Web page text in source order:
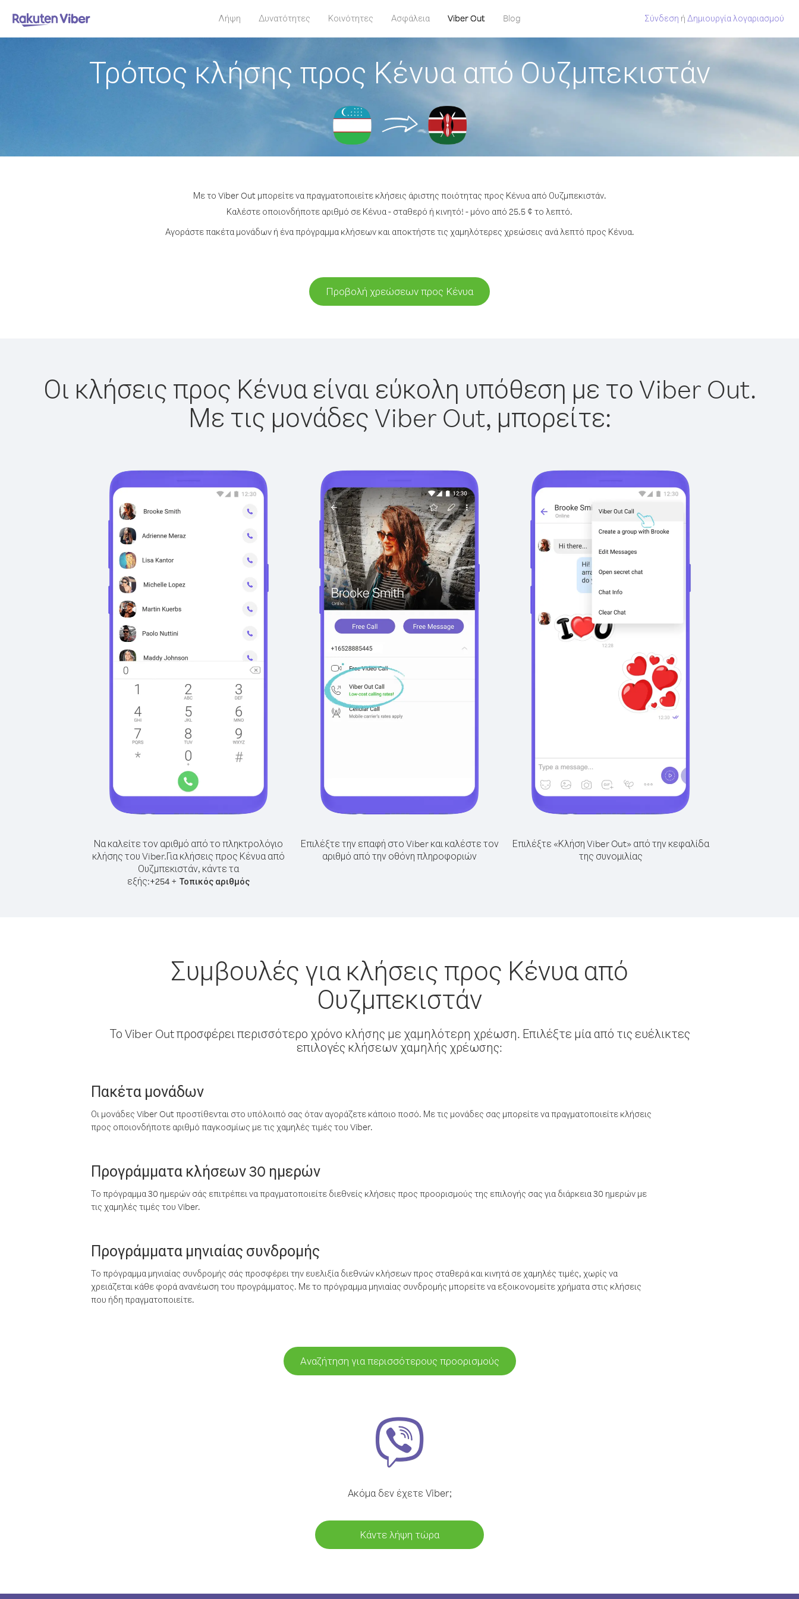
Λήψη Δυνατότητες Κοινότητες Ασφάλεια Viber Out Blog Σύνδεση ή Δημιουργία λογαριασμού
Τρόπος κλήσης προς Κένυα από Ουζμπεκιστάν
Με το Viber Out μπορείτε να πραγματοποιείτε κλήσεις άριστης ποιότητας προς Κένυα από Ουζμπεκιστάν.
Καλέστε οποιονδήποτε αριθμό σε Κένυα - σταθερό ή κινητό! - μόνο από 25.5 ¢ το λεπτό.
Αγοράστε πακέτα μονάδων ή ένα πρόγραμμα κλήσεων και αποκτήστε τις χαμηλότερες χρεώσεις ανά λεπτό προς Κένυα.
Προβολή χρεώσεων προς Κένυα
Οι κλήσεις προς Κένυα είναι εύκολη υπόθεση με το Viber Out.
Με τις μονάδες Viber Out, μπορείτε:
Να καλείτε τον αριθμό από το πληκτρολόγιο
κλήσης του Viber.Για κλήσεις προς Κένυα από
Ουζμπεκιστάν, κάντε τα
εξής:+254 + Τοπικός αριθμός
Επιλέξτε την επαφή στο Viber και καλέστε τον
αριθμό από την οθόνη πληροφοριών
Επιλέξτε «Κλήση Viber Out» από την κεφαλίδα
της συνομιλίας
Συμβουλές για κλήσεις προς Κένυα από
Ουζμπεκιστάν
Το Viber Out προσφέρει περισσότερο χρόνο κλήσης με χαμηλότερη χρέωση. Επιλέξτε μία από τις ευέλικτες
επιλογές κλήσεων χαμηλής χρέωσης:
Πακέτα μονάδων
Οι μονάδες Viber Out προστίθενται στο υπόλοιπό σας όταν αγοράζετε κάποιο ποσό. Με τις μονάδες σας μπορείτε να πραγματοποιείτε κλήσεις
προς οποιονδήποτε αριθμό παγκοσμίως με τις χαμηλές τιμές του Viber.
Προγράμματα κλήσεων 30 ημερών
Το πρόγραμμα 30 ημερών σάς επιτρέπει να πραγματοποιείτε διεθνείς κλήσεις προς προορισμούς της επιλογής σας για διάρκεια 30 ημερών με
τις χαμηλές τιμές του Viber.
Προγράμματα μηνιαίας συνδρομής
Το πρόγραμμα μηνιαίας συνδρομής σάς προσφέρει την ευελιξία διεθνών κλήσεων προς σταθερά και κινητά σε χαμηλές τιμές, χωρίς να
χρειάζεται κάθε φορά ανανέωση του προγράμματος. Με το πρόγραμμα μηνιαίας συνδρομής μπορείτε να εξοικονομείτε χρήματα στις κλήσεις
που ήδη πραγματοποιείτε.
Αναζήτηση για περισσότερους προορισμούς
Ακόμα δεν έχετε Viber;
Κάντε λήψη τώρα